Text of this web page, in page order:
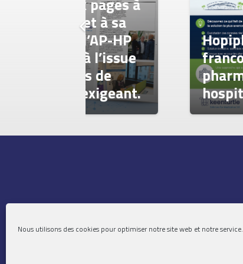
Nous utilisons des cookies pour optimiser notre site web et notre service.
Hopipharm congrès
francophone de
pharmacie
hospitalière 2026